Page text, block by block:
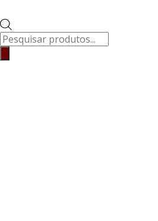
Pesquisar
produtos